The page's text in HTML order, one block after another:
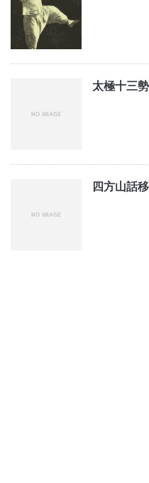
太極十三
四方山話